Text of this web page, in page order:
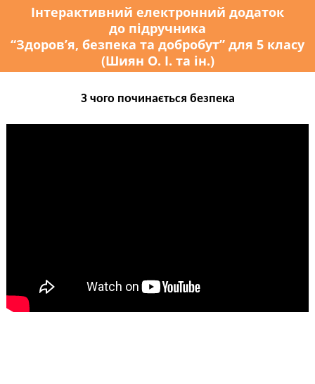
Інтерактивний електронний додаток
до підручника
“Здоров’я, безпека та добробут” для 5 класу
(Шиян О. І. та ін.)
З чого починається безпека